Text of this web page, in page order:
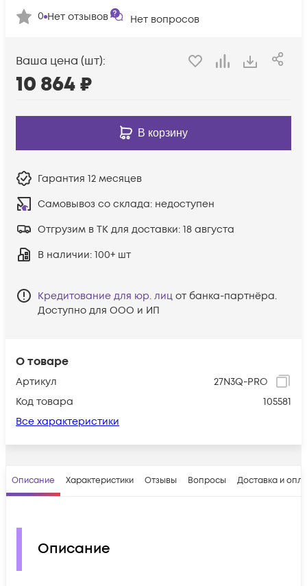
О товаре
Артикул
27N3Q-PRO
Код товара
105581
Все характеристики
0 Нет отзывов Нет вопросов
Ваша цена (шт):
10 864₽
В корзину
Гарантия 12 месяцев
Самовывоз со склада: недоступен
Отгрузим в ТК для доставки: 18 августа
В наличии: 100+ шт
Кредитование для юр. лиц от банка-партнёра.
Доступно для ООО и ИП
Описание Характеристики Отзывы Вопросы Доставка и
Описание